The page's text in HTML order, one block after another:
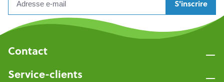
S'inscrire
Contact
Service-clients